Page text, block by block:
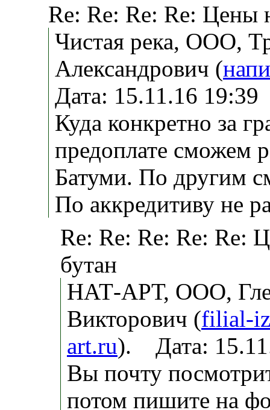
Re: Re: Re: Re: Цены
Чистая река, ООО,
Александрович (
Дата: 15.11.16
Куда конкретно за
предоплате сможем
Батуми. По другим
По аккредитиву не
Re: Re: Re: Re: Re:
бутан
НАТ-АРТ, ООО,
Викторович (filial-
art.ru). Дата:
Вы почту
потом пишите на